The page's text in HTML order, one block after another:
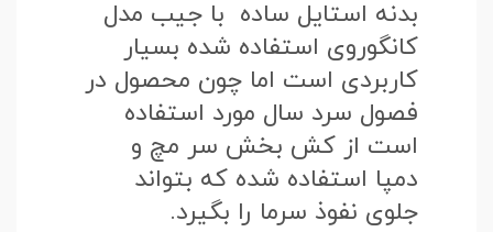
بدنه استایل ساده با جیب مدل
کانگوروی استفاده شده بسیار
کاربردی است اما چون محصول در
فصول سرد سال مورد استفاده
است از کش بخش سر مچ و
دمپا استفاده شده که بتواند
جلوی نفوذ سرما را بگیرد.